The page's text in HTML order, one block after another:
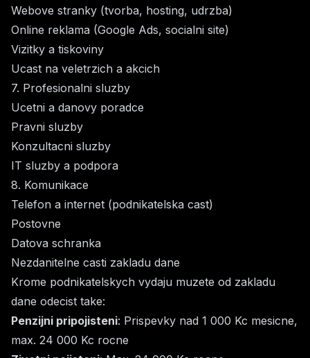
Webove stranky (tvorba, hosting, udrzba)
Online reklama (Google Ads, socialni site)
Vizitky a tiskoviny
Ucast na veletrzich a akcich
7. Profesionalni sluzby
Ucetni a danovy poradce
Pravni sluzby
Konzultacni sluzby
IT sluzby a podpora
8. Komunikace
Telefon a internet (podnikatelska cast)
Postovne
Datova schranka
Nezdanitelne casti zakladu dane
Krome podnikatelskych vydaju muzete od zakladu
dane odecist take:
Penzijni pripojisteni: Prispevky nad 1 000 Kc mesicne,
max. 24 000 Kc rocne